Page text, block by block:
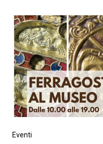
Eventi